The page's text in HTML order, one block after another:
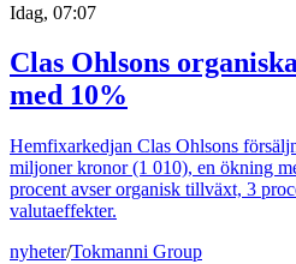
Idag, 07:07
Clas Ohlsons
med 10%
Hemfixarkedjan Clas Ohlsons
miljoner kronor (1 010), en ökning
procent avser organisk tillväxt, 3
valutaeffekter.
nyheter/Tokmanni Group